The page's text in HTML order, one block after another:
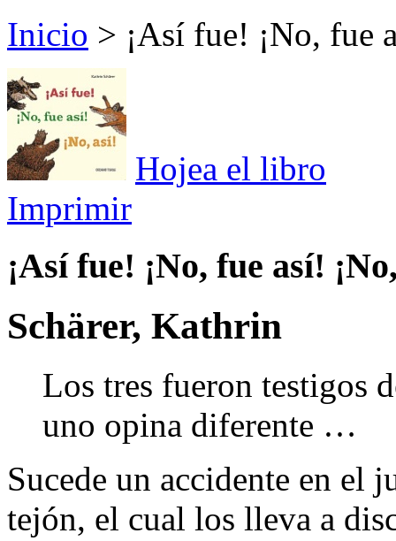
Inicio > ¡Así fue! ¡No, fue
Hojea el libro
Imprimir
¡Así fue! ¡No, fue así!
Schärer, Kathrin
Los tres fueron testigos
uno opina diferente …
Sucede un accidente en el
tejón, el cual los lleva a